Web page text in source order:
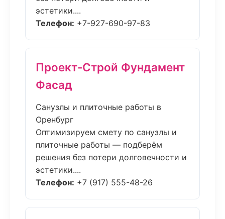
эстетики....
Телефон: +7-927-690-97-83
Проект-Строй Фундамент
Фасад
Санузлы и плиточные работы в
Оренбург
Оптимизируем смету по санузлы и
плиточные работы — подберём
решения без потери долговечности и
эстетики....
Телефон: +7 (917) 555-48-26